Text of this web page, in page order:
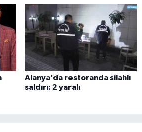
Alanya’da restoranda silahlı
saldırı: 2 yaralı